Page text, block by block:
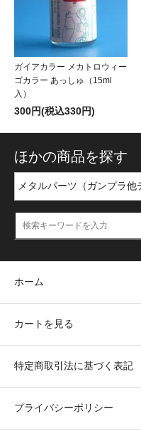
ガイアカラー メカトロウィー
ゴカラー あっしゅ（15ml
入）
300円(税込330円)
ほかの商品を探す
ホーム
カートを見る
特定商取引法に基づく表記
プライバシーポリシー